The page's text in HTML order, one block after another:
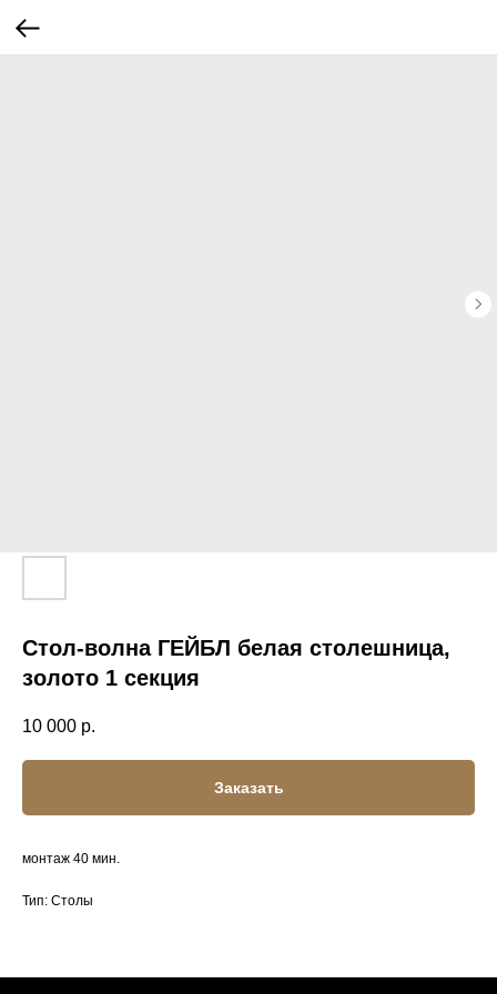
Стол-волна ГЕЙБЛ белая столешница,
золото 1 секция
10 000 р.
Заказать
монтаж 40 мин.
Тип: Столы